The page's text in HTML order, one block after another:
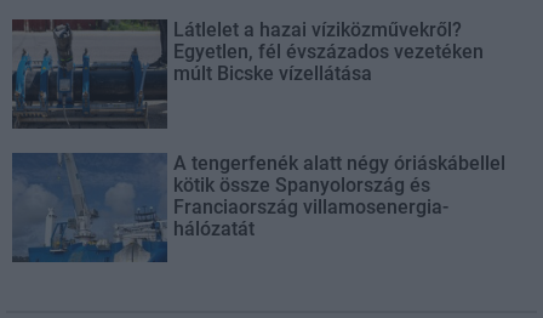
Látlelet a hazai víziközművekről?
Egyetlen, fél évszázados vezetéken
múlt Bicske vízellátása
A tengerfenék alatt négy óriáskábellel
kötik össze Spanyolország és
Franciaország villamosenergia-
hálózatát